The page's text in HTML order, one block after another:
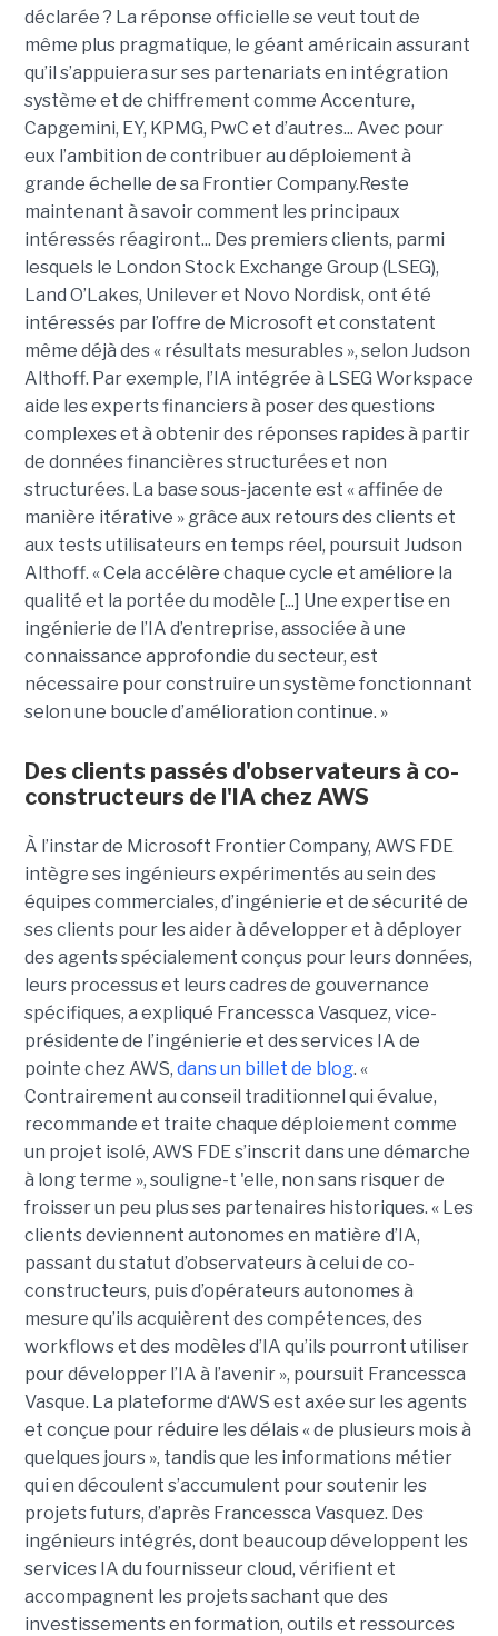
déclarée ? La réponse officielle se veut tout de
même plus pragmatique, le géant américain assurant
qu’il s’appuiera sur ses partenariats en intégration
système et de chiffrement comme Accenture,
Capgemini, EY, KPMG, PwC et d’autres... Avec pour
eux l’ambition de contribuer au déploiement à
grande échelle de sa Frontier Company.Reste
maintenant à savoir comment les principaux
intéressés réagiront... Des premiers clients, parmi
lesquels le London Stock Exchange Group (LSEG),
Land O’Lakes, Unilever et Novo Nordisk, ont été
intéressés par l’offre de Microsoft et constatent
même déjà des « résultats mesurables », selon Judson
Althoff. Par exemple, l’IA intégrée à LSEG Workspace
aide les experts financiers à poser des questions
complexes et à obtenir des réponses rapides à partir
de données financières structurées et non
structurées. La base sous-jacente est « affinée de
manière itérative » grâce aux retours des clients et
aux tests utilisateurs en temps réel, poursuit Judson
Althoff. « Cela accélère chaque cycle et améliore la
qualité et la portée du modèle [...] Une expertise en
ingénierie de l’IA d’entreprise, associée à une
connaissance approfondie du secteur, est
nécessaire pour construire un système fonctionnant
selon une boucle d’amélioration continue. »
Des clients passés d'observateurs à co-
constructeurs de l'IA chez AWS
À l’instar de Microsoft Frontier Company, AWS FDE
intègre ses ingénieurs expérimentés au sein des
équipes commerciales, d’ingénierie et de sécurité de
ses clients pour les aider à développer et à déployer
des agents spécialement conçus pour leurs données,
leurs processus et leurs cadres de gouvernance
spécifiques, a expliqué Francessca Vasquez, vice-
présidente de l’ingénierie et des services IA de
pointe chez AWS, dans un billet de blog. «
Contrairement au conseil traditionnel qui évalue,
recommande et traite chaque déploiement comme
un projet isolé, AWS FDE s’inscrit dans une démarche
à long terme », souligne-t 'elle, non sans risquer de
froisser un peu plus ses partenaires historiques. « Les
clients deviennent autonomes en matière d’IA,
passant du statut d’observateurs à celui de co-
constructeurs, puis d’opérateurs autonomes à
mesure qu’ils acquièrent des compétences, des
workflows et des modèles d’IA qu’ils pourront utiliser
pour développer l’IA à l’avenir », poursuit Francessca
Vasque. La plateforme d‘AWS est axée sur les agents
et conçue pour réduire les délais « de plusieurs mois à
quelques jours », tandis que les informations métier
qui en découlent s’accumulent pour soutenir les
projets futurs, d’après Francessca Vasquez. Des
ingénieurs intégrés, dont beaucoup développent les
services IA du fournisseur cloud, vérifient et
accompagnent les projets sachant que des
investissements en formation, outils et ressources